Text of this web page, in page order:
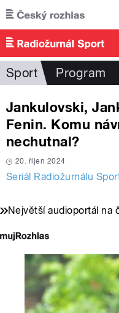
Přejít k hlavnímu obsahu
Sport Program
Jankulovski,
Fenin. Komu
nechutnal?
20. říjen 2024
Seriál Radiožurnálu
Největší audioportál na